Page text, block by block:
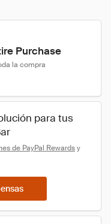
Purchase
la compra
para tus
de PayPal Rewards y